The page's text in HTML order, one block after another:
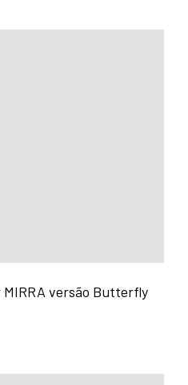
versão Butterfly